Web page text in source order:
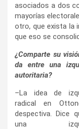
asociados a dos
mayorías
otro, que exista la
que eso se
¿Comparte su
da entre una
autoritaria?
–La idea de
radical en
despectiva. Dice
una